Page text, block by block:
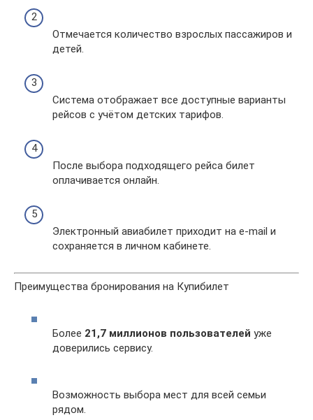
Отмечается количество взрослых пассажиров и
детей.
Система отображает все доступные варианты
рейсов с учётом детских тарифов.
После выбора подходящего рейса билет
оплачивается онлайн.
Электронный авиабилет приходит на e-mail и
сохраняется в личном кабинете.
Преимущества бронирования на Купибилет
Более 21,7 миллионов пользователей уже
доверились сервису.
Возможность выбора мест для всей семьи
рядом.